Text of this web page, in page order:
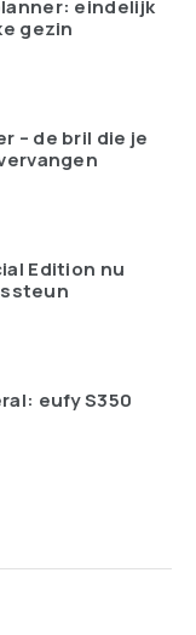
eindelijk
gezin
– de bril die je
Edition nu
eufy S350